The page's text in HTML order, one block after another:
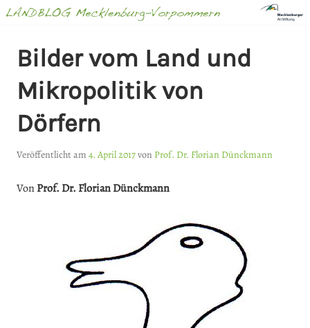
Springe
LANDBLOG
MECKLENBURG-
VORPOMMERN
Bilder vom Land und
Mikropolitik von
Dörfern
Veröffentlicht am 4. April 2017von Prof. Dr. Florian Dünckmann
VonProf. Dr. Florian Dünckmann